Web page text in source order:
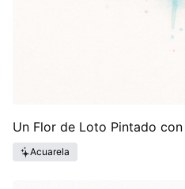
Un Flor de Loto Pintado
Acuarela